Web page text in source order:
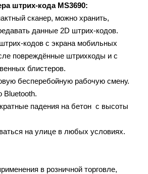
штрих-кода MS3690:
сканер, можно хранить,
данные 2D штрих-кодов.
кодов с экрана мобильных
повреждённые штрихкоды и с
блистеров.
бесперебойную рабочую смену.
Bluetooth.
падения на бетон с высоты
на улице в любых условиях.
в розничной торговле,